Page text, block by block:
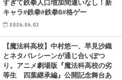
すぎて鉄拳人口増加間違いなし！新
キャラ#鉄拳#鉄拳8#格ゲー
2026.06.03
【魔法科高校】中村悠⼀、早⾒沙織
とネタバレシーンが通じ合いぽつ
り。アニメ劇場版『魔法科高校の劣
等生 四葉継承編』公開記念舞台あ